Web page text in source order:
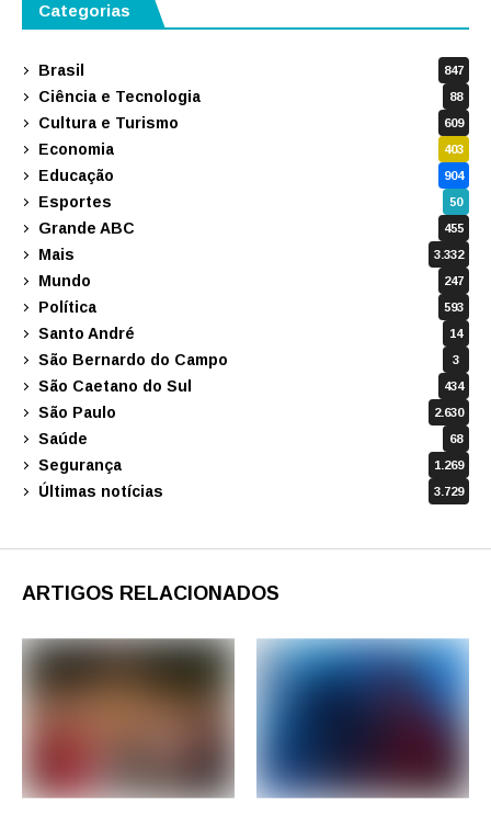
Categorias
Brasil 847
Ciência e Tecnologia 88
Cultura e Turismo 609
Economia 403
Educação 904
Esportes 50
Grande ABC 455
Mais 3.332
Mundo 247
Política 593
Santo André 14
São Bernardo do Campo 3
São Caetano do Sul 434
São Paulo 2.630
Saúde 68
Segurança 1.269
Últimas notícias 3.729
ARTIGOS RELACIONADOS